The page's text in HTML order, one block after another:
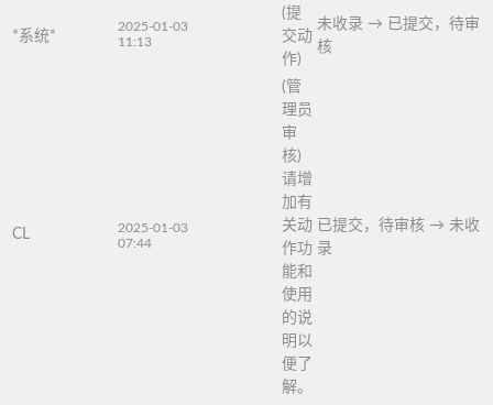
*系统*
2025-01-03
11:13
(提
交动
作)
未收录 → 已提交，待审
核
CL
2025-01-03
07:44
(管
理员
审
核)
请增
加有
关动
作功
能和
使用
的说
明以
便了
解。
已提交，待审核 → 未收
录